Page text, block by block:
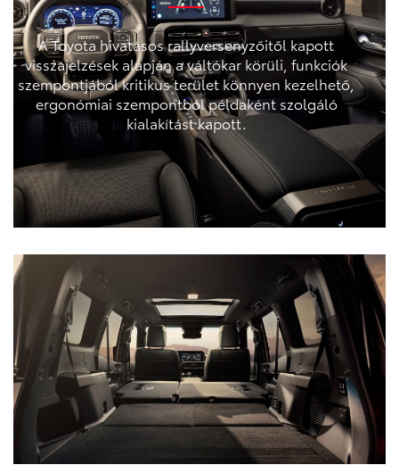
A Toyota hivatásos rallyversenyzőitől kapott
visszajelzések alapján a váltókar körüli, funkciók
szempontjából kritikus terület könnyen kezelhető,
ergonómiai szempontból példaként szolgáló
kialakítást kapott.